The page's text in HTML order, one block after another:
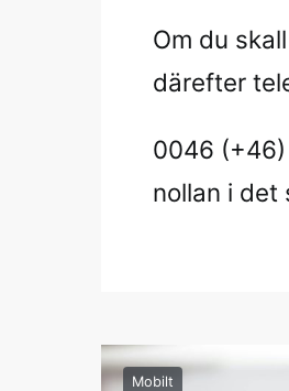
Om du
därefter
0046
nollan i det
Mobilt